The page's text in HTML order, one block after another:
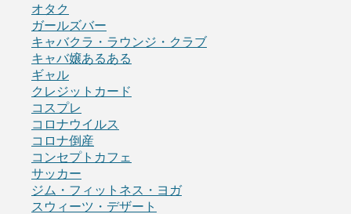
オタク
ガールズバー
キャバクラ・ラウンジ・クラブ
キャバ嬢あるある
ギャル
クレジットカード
コスプレ
コロナウイルス
コロナ倒産
コンセプトカフェ
サッカー
ジム・フィットネス・ヨガ
スウィーツ・デザート